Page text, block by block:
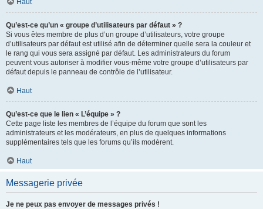
Haut
Qu’est-ce qu’un « groupe d’utilisateurs par défaut » ?
Si vous êtes membre de plus d’un groupe d’utilisateurs, votre groupe
d’utilisateurs par défaut est utilisé afin de déterminer quelle sera la couleur et
le rang qui vous sera assigné par défaut. Les administrateurs du forum
peuvent vous autoriser à modifier vous-même votre groupe d’utilisateurs par
défaut depuis le panneau de contrôle de l’utilisateur.
Haut
Qu’est-ce que le lien « L’équipe » ?
Cette page liste les membres de l’équipe du forum que sont les
administrateurs et les modérateurs, en plus de quelques informations
supplémentaires tels que les forums qu’ils modèrent.
Haut
Messagerie privée
Je ne peux pas envoyer de messages privés !